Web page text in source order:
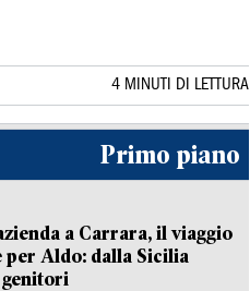
4 MINUTI DI LETTURA
Primo piano
a Carrara, il viaggio
per Aldo: dalla Sicilia